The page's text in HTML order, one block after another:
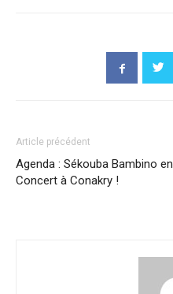
Article précédent
Agenda : Sékouba Bambino en
Concert à Conakry !